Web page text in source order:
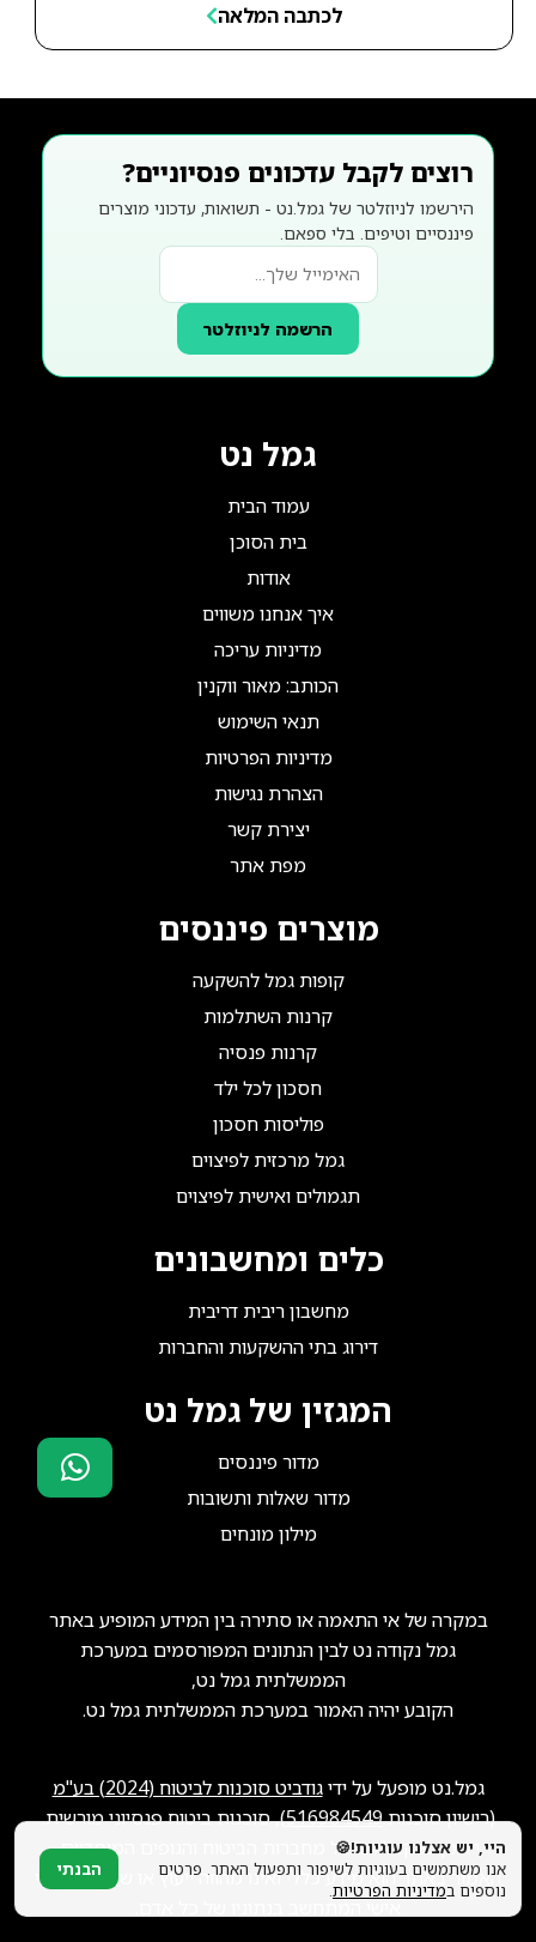
לכתבה המלאה
רוצים לקבל עדכונים פנסיוניים?
הירשמו לניוזלטר של גמל.נט - תשואות, עדכוני מוצרים
פיננסיים וטיפים. בלי ספאם.
הרשמה לניוזלטר
גמל נט
עמוד הבית
בית הסוכן
אודות
איך אנחנו משווים
מדיניות עריכה
הכותב: מאור ווקנין
תנאי השימוש
מדיניות הפרטיות
הצהרת נגישות
יצירת קשר
מפת אתר
מוצרים פיננסים
קופות גמל להשקעה
קרנות השתלמות
קרנות פנסיה
חסכון לכל ילד
פוליסות חסכון
גמל מרכזית לפיצוים
תגמולים ואישית לפיצוים
כלים ומחשבונים
מחשבון ריבית דריבית
דירוג בתי ההשקעות והחברות
המגזין של גמל נט
מדור פיננסים
מדור שאלות ותשובות
מילון מונחים
במקרה של אי התאמה או סתירה בין המידע המופיע באתר
גמל נקודה נט לבין הנתונים המפורסמים במערכת
הממשלתית גמל נט,
הקובע יהיה האמור במערכת הממשלתית גמל נט.
גמל.נט מופעל על ידיגודביט סוכנות לביטוח (2024) בע"מ
(רישיון סוכנות516984549), סוכנות ביטוח פנסיוני מורשית.
ייתכן שנקבל תגמול מחברות הביטוח והגופים המוסדיים.
האמור באתר הוא מידע כללי ואינו מהווה ייעוץ או שיווק פנסיוני
אישי המתחשב בנתוניו של כל אדם.
היי, יש אצלנו עוגיות!🍪
אנו משתמשים בעוגיות לשיפור ותפעול האתר. פרטים
נוספים במדיניות הפרטיות.
הבנתי